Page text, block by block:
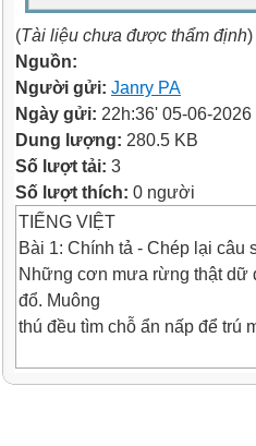
(Tài liệu chưa được thẩm định)
Nguồn:
Người gửi: Janry PA
Ngày gửi: 22h:36' 05-06-2026
Dung lượng: 280.5 KB
Số lượt tải: 3
Số lượt thích: 0 người
TIẾNG VIỆT
Bài 1: Chính tả - Chép lại câu
Những cơn mưa rừng thật dữ
đổ. Muông
thú đều tìm chỗ ẩn nấp để trú